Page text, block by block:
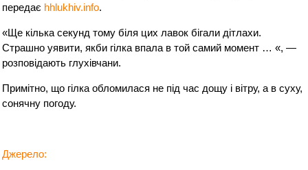
передає hhlukhiv.info.
«Ще кілька секунд тому біля цих лавок бігали дітлахи.
Страшно уявити, якби гілка впала в той самий момент … «, —
розповідають глухівчани.
Примітно, що гілка обломилася не під час дощу і вітру, а в суху,
сонячну погоду.
Джерело: